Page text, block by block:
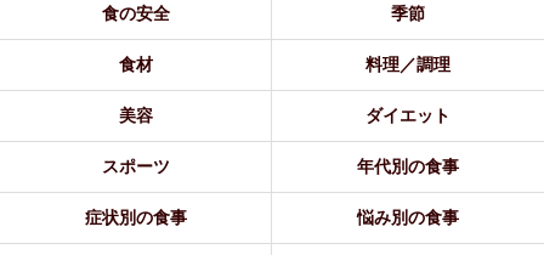
食の安全 季節
食材 料理／調理
美容 ダイエット
スポーツ 年代別の食事
症状別の食事 悩み別の食事